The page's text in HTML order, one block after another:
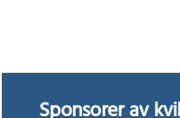
Sponsorer av